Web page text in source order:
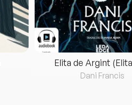
Elita de Argint
Dani Francis